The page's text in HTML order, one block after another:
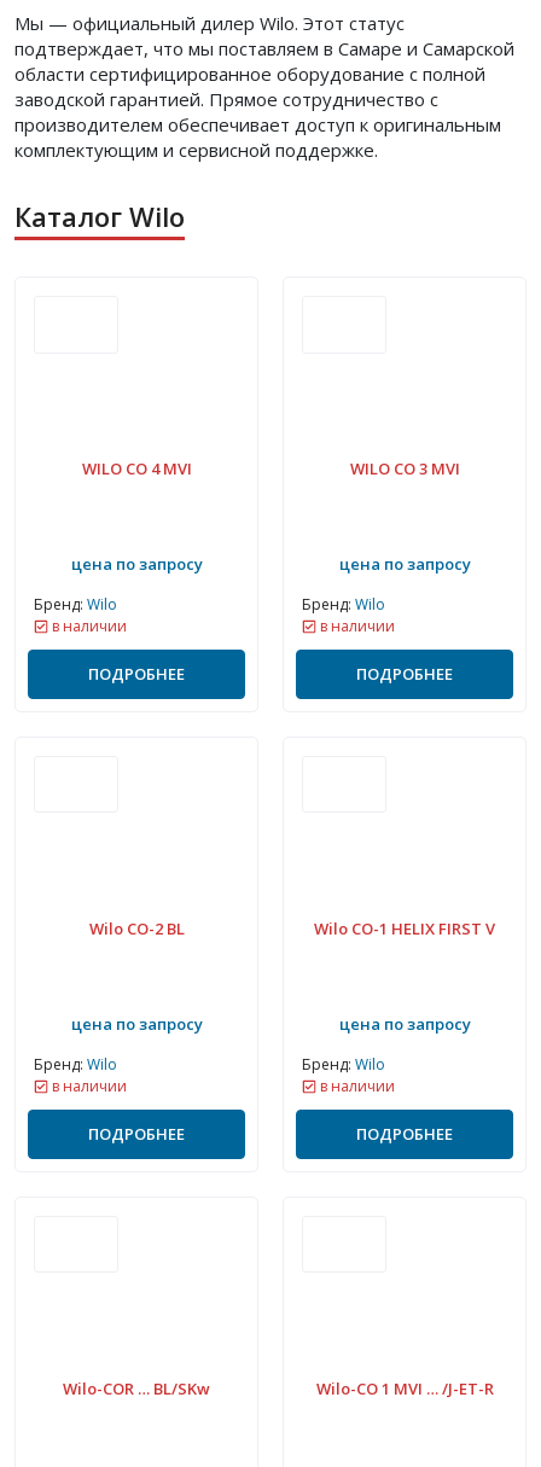
Мы — официальный дилер Wilo. Этот статус
подтверждает, что мы поставляем в Самаре и Самарской
области сертифицированное оборудование с полной
заводской гарантией. Прямое сотрудничество с
производителем обеспечивает доступ к оригинальным
комплектующим и сервисной поддержке.
Каталог Wilo
WILO CO 4 MVI
цена по запросу
Бренд: Wilo
в наличии
ПОДРОБНЕЕ
WILO CO 3 MVI
цена по запросу
Бренд: Wilo
в наличии
ПОДРОБНЕЕ
Wilo CO-2 BL
цена по запросу
Бренд: Wilo
в наличии
ПОДРОБНЕЕ
Wilo CO-1 HELIX FIRST V
цена по запросу
Бренд: Wilo
в наличии
ПОДРОБНЕЕ
Wilo-COR … BL/SKw Wilo-CO 1 MVI … /J-ET-R